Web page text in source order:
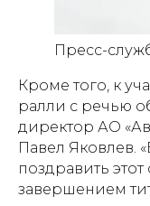
Пресс-
Кроме того, к
ралли с речью
директор АО
Павел Яковлев.
поздравить
завершением